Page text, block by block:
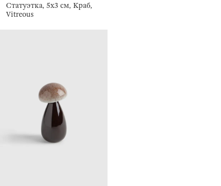
Статуэтка, 5х3 см, Краб,
Vitreous